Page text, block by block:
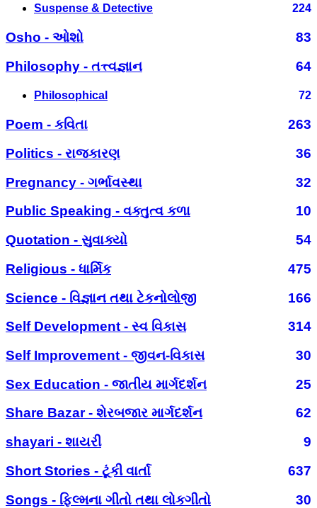
Suspense & Detective 224
Osho - ઓશો
83
Philosophy - તત્ત્વજ્ઞાન
64
Philosophical 72
Poem - કવિતા
263
Politics - રાજકારણ
36
Pregnancy - ગર્ભાવસ્થા
32
Public Speaking - વક્તુત્વ કળા
10
Quotation - સુવાક્યો
54
Religious - ધાર્મિક
475
Science - વિજ્ઞાન તથા ટેકનોલોજી
166
Self Development - સ્વ વિકાસ
314
Self Improvement - જીવન-વિકાસ
30
Sex Education - જાતીય માર્ગદર્શન
25
Share Bazar - શેરબજાર માર્ગદર્શન
62
shayari - શાયરી
9
Short Stories - ટૂંકી વાર્તા
637
Songs - ફિલ્મના ગીતો તથા લોકગીતો
30